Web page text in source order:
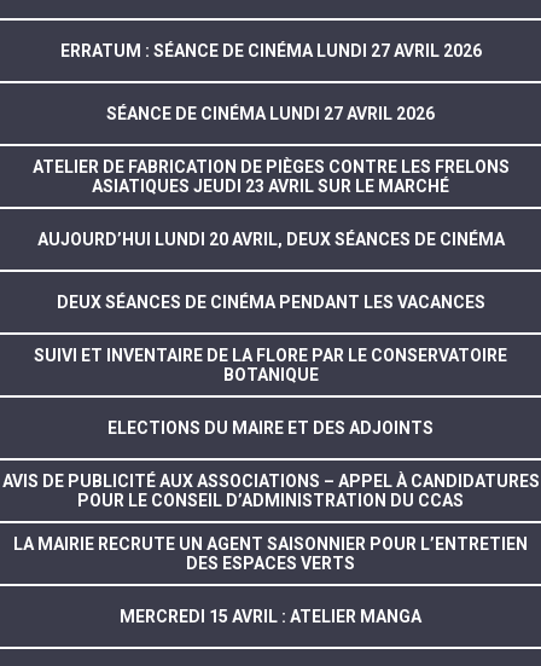
ERRATUM : SÉANCE DE CINÉMA LUNDI 27 AVRIL 2026
SÉANCE DE CINÉMA LUNDI 27 AVRIL 2026
ATELIER DE FABRICATION DE PIÈGES CONTRE LES FRELONS
ASIATIQUES JEUDI 23 AVRIL SUR LE MARCHÉ
AUJOURD’HUI LUNDI 20 AVRIL, DEUX SÉANCES DE CINÉMA
DEUX SÉANCES DE CINÉMA PENDANT LES VACANCES
SUIVI ET INVENTAIRE DE LA FLORE PAR LE CONSERVATOIRE
BOTANIQUE
ELECTIONS DU MAIRE ET DES ADJOINTS
AVIS DE PUBLICITÉ AUX ASSOCIATIONS – APPEL À CANDIDATURES
POUR LE CONSEIL D’ADMINISTRATION DU CCAS
LA MAIRIE RECRUTE UN AGENT SAISONNIER POUR L’ENTRETIEN
DES ESPACES VERTS
MERCREDI 15 AVRIL : ATELIER MANGA